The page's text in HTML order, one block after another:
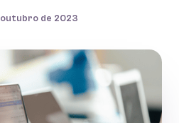
outubro de 2023